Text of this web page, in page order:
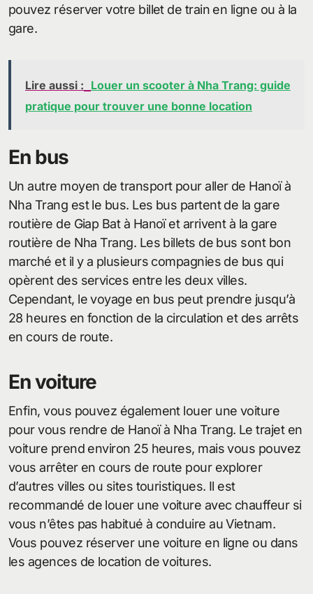
pouvez réserver votre billet de train en ligne ou à la
gare.
Lire aussi : Louer un scooter à Nha Trang: guide
pratique pour trouver une bonne location
En bus
Un autre moyen de transport pour aller de Hanoï à
Nha Trang est le bus. Les bus partent de la gare
routière de Giap Bat à Hanoï et arrivent à la gare
routière de Nha Trang. Les billets de bus sont bon
marché et il y a plusieurs compagnies de bus qui
opèrent des services entre les deux villes.
Cependant, le voyage en bus peut prendre jusqu’à
28 heures en fonction de la circulation et des arrêts
en cours de route.
En voiture
Enfin, vous pouvez également louer une voiture
pour vous rendre de Hanoï à Nha Trang. Le trajet en
voiture prend environ 25 heures, mais vous pouvez
vous arrêter en cours de route pour explorer
d’autres villes ou sites touristiques. Il est
recommandé de louer une voiture avec chauffeur si
vous n’êtes pas habitué à conduire au Vietnam.
Vous pouvez réserver une voiture en ligne ou dans
les agences de location de voitures.